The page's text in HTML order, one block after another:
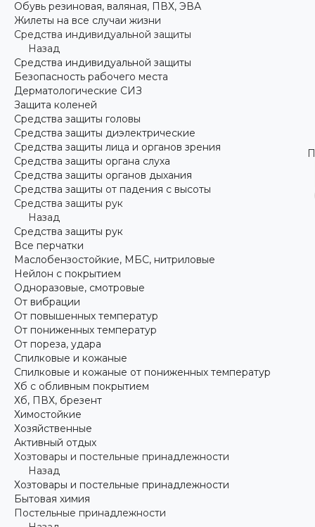
Обувь резиновая, валяная, ПВХ, ЭВА
Жилеты на все случаи жизни
Средства индивидуальной защиты
Назад
Средства индивидуальной защиты
Безопасность рабочего места
Дерматологические СИЗ
Защита коленей
Средства защиты головы
Средства защиты диэлектрические
Средства защиты лица и органов зрения
Средства защиты органа слуха
Средства защиты органов дыхания
Средства защиты от падения с высоты
Средства защиты рук
Назад
Средства защиты рук
Все перчатки
Маслобензостойкие, МБС, нитриловые
Нейлон с покрытием
Одноразовые, смотровые
От вибрации
От повышенных температур
От пониженных температур
От пореза, удара
Спилковые и кожаные
Спилковые и кожаные от пониженных температур
Хб с обливным покрытием
Хб, ПВХ, брезент
Химостойкие
Хозяйственные
Активный отдых
Хозтовары и постельные принадлежности
Назад
Хозтовары и постельные принадлежности
Бытовая химия
Постельные принадлежности